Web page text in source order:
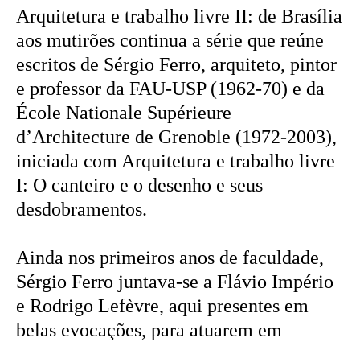
Arquitetura e trabalho livre II: de Brasília
aos mutirões continua a série que reúne
escritos de Sérgio Ferro, arquiteto, pintor
e professor da FAU-USP (1962-70) e da
École Nationale Supérieure
d’Architecture de Grenoble (1972-2003),
iniciada com Arquitetura e trabalho livre
I: O canteiro e o desenho e seus
desdobramentos.
Ainda nos primeiros anos de faculdade,
Sérgio Ferro juntava-se a Flávio Império
e Rodrigo Lefèvre, aqui presentes em
belas evocações, para atuarem em